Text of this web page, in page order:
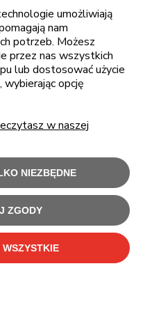
wykorzystywanie plików cookies.
Polityce prywatności
i używane komputery biurowe.
umożliwiają
nam
potrzeb. Możesz
przez nas wszystkich
lub dostosować użycie
opcję
w naszej
NIEZBĘDNE
ZGODY